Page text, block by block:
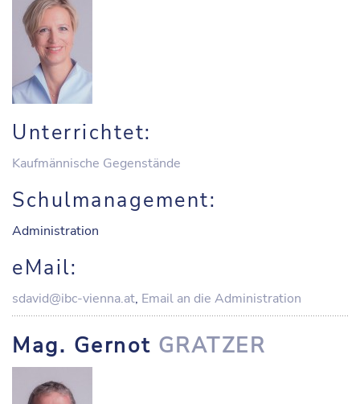
Unterrichtet:
Kaufmännische Gegenstände
Schulmanagement:
Administration
eMail:
sdavid@ibc-vienna.at, Email an die Administration
Mag. Gernot GRATZER